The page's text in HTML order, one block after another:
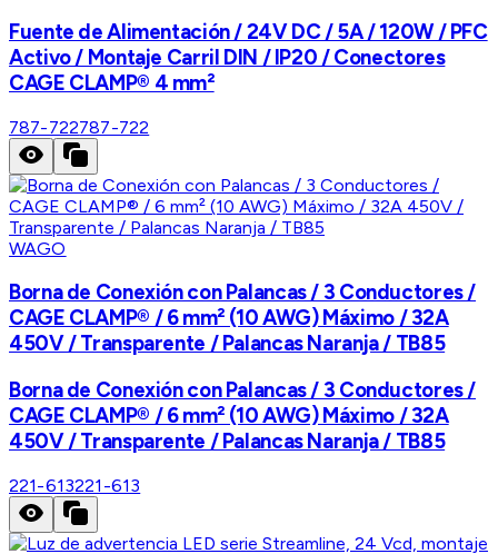
Fuente de Alimentación / 24V DC / 5A / 120W / PFC
Activo / Montaje Carril DIN / IP20 / Conectores
CAGE CLAMP® 4 mm²
787-722787-722
WAGO
Borna de Conexión con Palancas / 3 Conductores /
CAGE CLAMP® / 6 mm² (10 AWG) Máximo / 32A
450V / Transparente / Palancas Naranja / TB85
Borna de Conexión con Palancas / 3 Conductores /
CAGE CLAMP® / 6 mm² (10 AWG) Máximo / 32A
450V / Transparente / Palancas Naranja / TB85
221-613221-613